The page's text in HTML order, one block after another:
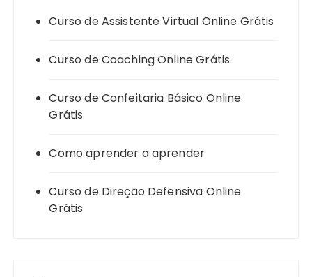
Curso de Assistente Virtual Online Grátis
Curso de Coaching Online Grátis
Curso de Confeitaria Básico Online
Grátis
Como aprender a aprender
Curso de Direção Defensiva Online
Grátis